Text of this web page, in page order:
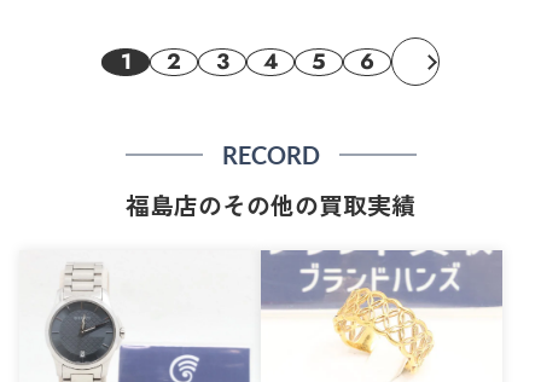
1 2 3 4 5 6
RECORD
福島店のその他の買取実績